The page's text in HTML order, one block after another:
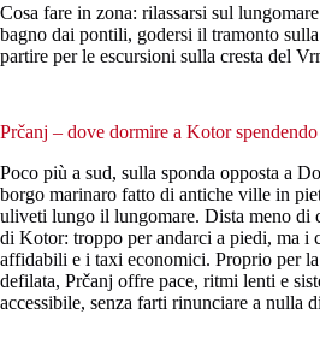
Cosa fare in zona: rilassarsi sul
bagno dai pontili, godersi il tramonto
partire per le escursioni sulla cresta del
Prčanj – dove dormire a Kotor
Poco più a sud, sulla sponda opposta a
borgo marinaro fatto di antiche ville in
uliveti lungo il lungomare. Dista meno di
di Kotor: troppo per andarci a piedi, ma i
affidabili e i taxi economici. Proprio per la
defilata, Prčanj offre pace, ritmi lenti e
accessibile, senza farti rinunciare a nulla